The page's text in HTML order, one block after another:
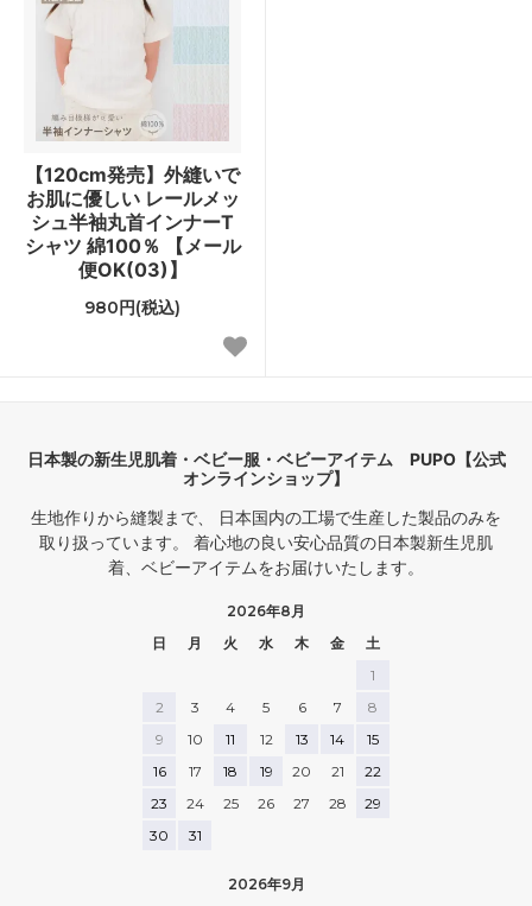
【120cm発売】外縫いで
お肌に優しい レールメッ
シュ半袖丸首インナーT
シャツ 綿100％ 【メール
便OK(03)】
980円(税込)
日本製の新生児肌着・ベビー服・ベビーアイテム PUPO【公式
オンラインショップ】
生地作りから縫製まで、 日本国内の工場で生産した製品のみを
取り扱っています。 着心地の良い安心品質の日本製新生児肌
着、ベビーアイテムをお届けいたします。
2026年8月
日
月 火 水 木 金
土
1
2
3 4 5 6 7
8
9
10 11 12 13 14
15
16
17 18 19 20 21
22
23
24 25 26 27 28
29
30
31
2026年9月